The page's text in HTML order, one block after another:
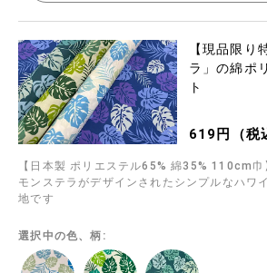
【現品限り
ラ」の綿ポ
ト
619円（税
【日本製 ポリエステル65% 綿35% 110cm巾
モンステラがデザインされたシンプルなハワ
地です
選択中の色、柄: